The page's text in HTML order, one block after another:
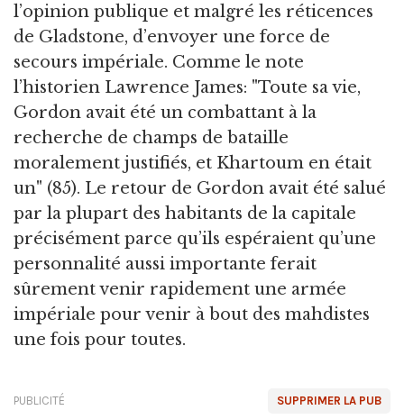
l’opinion publique et malgré les réticences
de Gladstone, d’envoyer une force de
secours impériale. Comme le note
l’historien Lawrence James: "Toute sa vie,
Gordon avait été un combattant à la
recherche de champs de bataille
moralement justifiés, et Khartoum en était
un" (85). Le retour de Gordon avait été salué
par la plupart des habitants de la capitale
précisément parce qu’ils espéraient qu’une
personnalité aussi importante ferait
sûrement venir rapidement une armée
impériale pour venir à bout des mahdistes
une fois pour toutes.
SUPPRIMER LA PUB
PUBLICITÉ